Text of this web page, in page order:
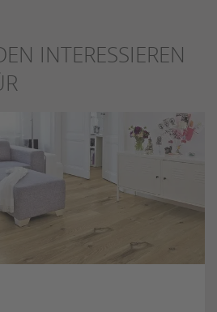
INTERESSIEREN